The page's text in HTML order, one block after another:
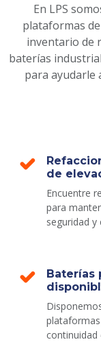
En LPS
plataformas
inventario de
baterías
para ayudarle
de
Encuentre
para
seguridad y
Baterías
plataformas
continuidad